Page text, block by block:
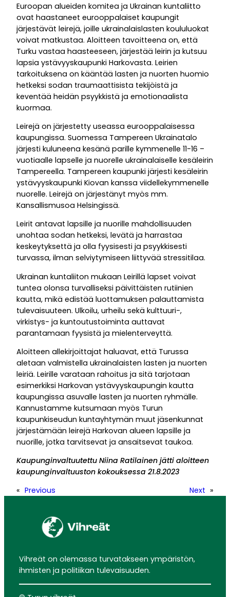
Euroopan alueiden komitea ja Ukrainan kuntaliitto
ovat haastaneet eurooppalaiset kaupungit
järjestävät leirejä, joille ukrainalaislasten koululuokat
voivat matkustaa. Aloitteen tavoitteena on, että
Turku vastaa haasteeseen, järjestää leirin ja kutsuu
lapsia ystävyyskaupunki Harkovasta. Leirien
tarkoituksena on kääntää lasten ja nuorten huomio
hetkeksi sodan traumaattisista tekijöistä ja
keventää heidän psyykkistä ja emotionaalista
kuormaa.
Leirejä on järjestetty useassa eurooppalaisessa
kaupungissa. Suomessa Tampereen Ukrainatalo
järjesti kuluneena kesänä parille kymmenelle 11-16 –
vuotiaalle lapselle ja nuorelle ukrainalaiselle kesäleirin
Tampereella. Tampereen kaupunki järjesti kesäleirin
ystävyyskaupunki Kiovan kanssa viidellekymmenelle
nuorelle. Leirejä on järjestänyt myös mm.
Kansallismusoa Helsingissä.
Leirit antavat lapsille ja nuorille mahdollisuuden
unohtaa sodan hetkeksi, levätä ja harrastaa
keskeytyksettä ja olla fyysisesti ja psyykkisesti
turvassa, ilman selviytymiseen liittyvää stressitilaa.
Ukrainan kuntaliiton mukaan Leirillä lapset voivat
tuntea olonsa turvalliseksi päivittäisten rutiinien
kautta, mikä edistää luottamuksen palauttamista
tulevaisuuteen. Ulkoilu, urheilu sekä kulttuuri-,
virkistys- ja kuntoutustoiminta auttavat
parantamaan fyysistä ja mielenterveyttä.
Aloitteen allekirjoittajat haluavat, että Turussa
aletaan valmistella ukrainalaisten lasten ja nuorten
leiriä. Leirille varataan rahoitus ja sitä tarjotaan
esimerkiksi Harkovan ystävyyskaupungin kautta
kaupungissa asuvalle lasten ja nuorten ryhmälle.
Kannustamme kutsumaan myös Turun
kaupunkiseudun kuntayhtymän muut jäsenkunnat
järjestämään leirejä Harkovan alueen lapsille ja
nuorille, jotka tarvitsevat ja ansaitsevat taukoa.
Kaupunginvaltuutettu Niina Ratilainen jätti aloitteen
kaupunginvaltuuston kokouksessa 21.8.2023
« Previous Next »
Vihreät on olemassa turvatakseen ympäristön,
ihmisten ja politiikan tulevaisuuden.